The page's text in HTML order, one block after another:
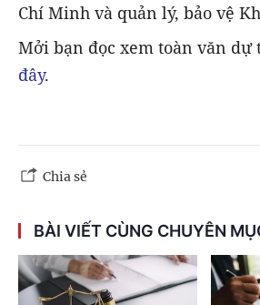
Chí Minh và quản lý, bảo vệ
Mởi bạn đọc xem toàn văn dự
đây.
Chia sẻ
BÀI VIẾT CÙNG CHUYÊN